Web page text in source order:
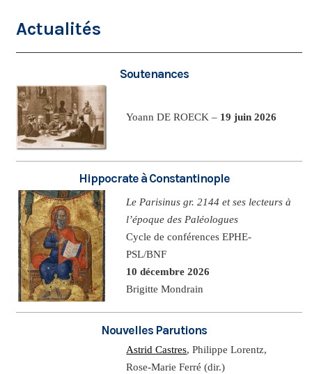
Actualités
Soutenances
Yoann DE ROECK – 19 juin 2026
Hippocrate à Constantinople
Le Parisinus gr. 2144 et ses lecteurs à
l’époque des Paléologues
Cycle de conférences EPHE-
PSL/BNF
10 décembre 2026
Brigitte Mondrain
Nouvelles Parutions
Astrid Castres, Philippe Lorentz,
Rose-Marie Ferré (dir.)